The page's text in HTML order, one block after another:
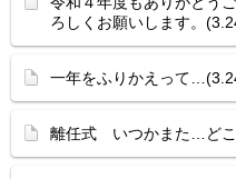
ろしくお願いします。
一年をふりかえって
離任式 いつかまた…ど